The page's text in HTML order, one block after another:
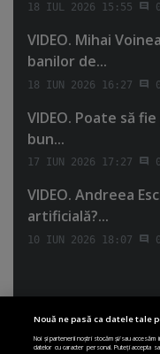
18 IUL 2026 15:55 0
VIDEO. Mihai
banilor de...
18 IUN 2026 16:27 0
VIDEO. Poate să
bun...
17 IUN 2026 17:27 0
VIDEO. Andreea
artificială?...
10 IUN 2026 18:07 0
Nouă ne pasă ca datele tale
Noi și partenerii noștri stocăm și/sau
datelor cu caracter personal. Puteți accepta